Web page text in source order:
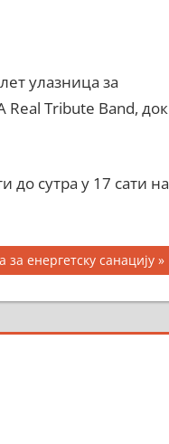
улазница за
Tribute Band, док
до сутра у 17 сати на
за енергетску санацију